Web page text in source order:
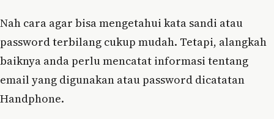
Nah cara agar bisa mengetahui kata sandi atau
password terbilang cukup mudah. Tetapi, alangkah
baiknya anda perlu mencatat informasi tentang
email yang digunakan atau password dicatatan
Handphone.